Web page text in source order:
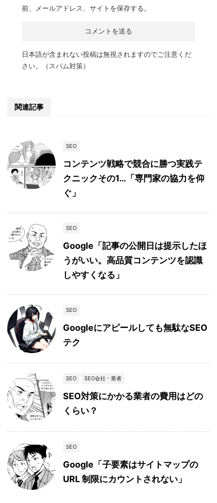
前、メールアドレス、サイトを保存する。
日本語が含まれない投稿は無視されますのでご注意くだ
さい。（スパム対策）
関連記事
SEO
コンテンツ戦略で競合に勝つ実践テ
クニックその1…「専門家の協力を仰
ぐ」
SEO
Google「記事の公開日は提示したほ
うがいい。高品質コンテンツを認識
しやすくなる」
SEO
Googleにアピールしても無駄なSEO
テク
SEO SEO会社・業者
SEO対策にかかる業者の費用はどの
くらい？
SEO
Google「子要素はサイトマップの
URL 制限にカウントされない」